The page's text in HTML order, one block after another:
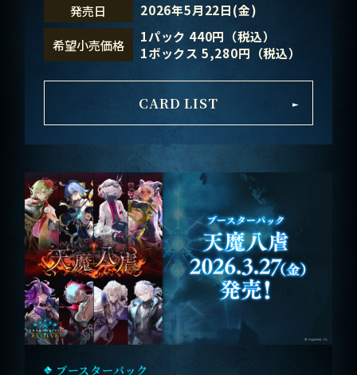
発売日 2026年5月22日(金)
希望小売価格
1パック 440円（税込）
1ボックス 5,280円（税込）
CARD LIST
ブースターパック